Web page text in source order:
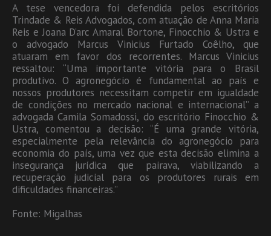
A tese vencedora foi defendida pelos escritórios
Trindade & Reis Advogados, com atuação de Anna Maria
Reis e Joana D’arc Amaral Bortone, Finocchio & Ustra e
o advogado Marcus Vinicius Furtado Coêlho, que
atuaram em favor dos recorrentes. Marcus Vinicius
ressaltou: “Uma importante vitória para o Brasil
produtivo. O agronegócio é fundamental ao país e
nossos produtores necessitam competir em igualdade
de condições no mercado nacional e internacional” a
advogada Camila Somadossi, do escritório Finocchio &
Ustra, comentou a decisão: “É uma grande vitória,
especialmente pela relevância do agronegócio para
economia do país, uma vez que esta decisão elimina a
insegurança jurídica que pairava, viabilizando a
recuperação judicial para os produtores rurais em
dificuldades financeiras.”
Fonte: Migalhas